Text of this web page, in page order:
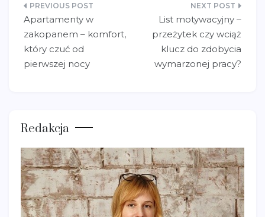
Nawigacja
wpisu
Apartamenty w
zakopanem – komfort,
który czuć od
pierwszej nocy
List motywacyjny –
przeżytek czy wciąż
klucz do zdobycia
wymarzonej pracy?
Redakcja